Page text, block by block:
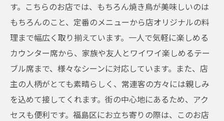
す。こちらのお店では、もちろん焼き鳥が美味しいのは
もちろんのこと、定番のメニューから店オリジナルの料
理まで幅広く取り揃えています。一人で気軽に楽しめる
カウンター席から、家族や友人とワイワイ楽しめるテー
ブル席まで、様々なシーンに対応しています。また、店
主の人柄がとても素晴らしく、常連客の方々には親しみ
を込めて接してくれます。街の中心地にあるため、アク
セスも便利です。福島区にお立ち寄りの際は、このお店